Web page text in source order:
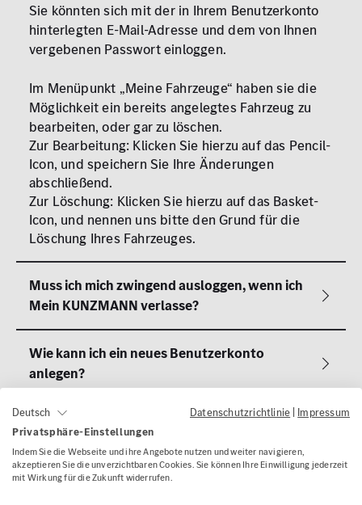
Sie könnten sich mit der in Ihrem Benutzerkonto
hinterlegten E-Mail-Adresse und dem von Ihnen
vergebenen Passwort einloggen.
Im Menüpunkt „Meine Fahrzeuge“ haben sie die
Möglichkeit ein bereits angelegtes Fahrzeug zu
bearbeiten, oder gar zu löschen.
Zur Bearbeitung: Klicken Sie hierzu auf das Pencil-
Icon, und speichern Sie Ihre Änderungen
abschließend.
Zur Löschung: Klicken Sie hierzu auf das Basket-
Icon, und nennen uns bitte den Grund für die
Löschung Ihres Fahrzeuges.
Deutsch Datenschutzrichtlinie | Impressum
Privatsphäre-Einstellungen
Indem Sie die Webseite und ihre Angebote nutzen und weiter navigieren,
akzeptieren Sie die unverzichtbaren Cookies. Sie können Ihre Einwilligung jederzeit
mit Wirkung für die Zukunft widerrufen.